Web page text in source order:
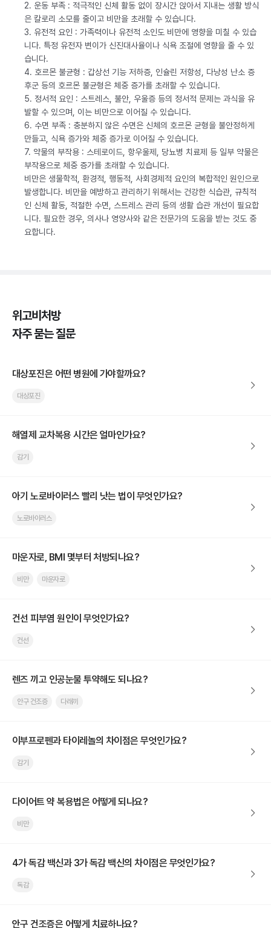
2. 운동 부족 : 적극적인 신체 활동 없이 장시간 앉아서 지내는 생활 방식
은 칼로리 소모를 줄이고 비만을 초래할 수 있습니다.
3. 유전적 요인 : 가족력이나 유전적 소인도 비만에 영향을 미칠 수 있습
니다. 특정 유전자 변이가 신진대사율이나 식욕 조절에 영향을 줄 수 있
습니다.
4. 호르몬 불균형 : 갑상선 기능 저하증, 인슐린 저항성, 다낭성 난소 증
후군 등의 호르몬 불균형은 체중 증가를 초래할 수 있습니다.
5. 정서적 요인 : 스트레스, 불안, 우울증 등의 정서적 문제는 과식을 유
발할 수 있으며, 이는 비만으로 이어질 수 있습니다.
6. 수면 부족 : 충분하지 않은 수면은 신체의 호르몬 균형을 불안정하게
만들고, 식욕 증가와 체중 증가로 이어질 수 있습니다.
7. 약물의 부작용 : 스테로이드, 항우울제, 당뇨병 치료제 등 일부 약물은
부작용으로 체중 증가를 초래할 수 있습니다.
비만은 생물학적, 환경적, 행동적, 사회경제적 요인의 복합적인 원인으로
발생합니다. 비만을 예방하고 관리하기 위해서는 건강한 식습관, 규칙적
인 신체 활동, 적절한 수면, 스트레스 관리 등의 생활 습관 개선이 필요합
니다. 필요한 경우, 의사나 영양사와 같은 전문가의 도움을 받는 것도 중
요합니다.
위고비처방
자주 묻는 질문
대상포진은 어떤 병원에 가야할까요?
대상포진
해열제 교차복용 시간은 얼마인가요?
감기
아기 노로바이러스 빨리 낫는 법이 무엇인가요?
노로바이러스
마운자로, BMI 몇부터 처방되나요?
비만 마운자로
건선 피부염 원인이 무엇인가요?
건선
렌즈 끼고 인공눈물 투약해도 되나요?
안구 건조증 다래끼
이부프로펜과 타이레놀의 차이점은 무엇인가요?
감기
다이어트 약 복용법은 어떻게 되나요?
비만
4가 독감 백신과 3가 독감 백신의 차이점은 무엇인가요?
독감
안구 건조증은 어떻게 치료하나요?